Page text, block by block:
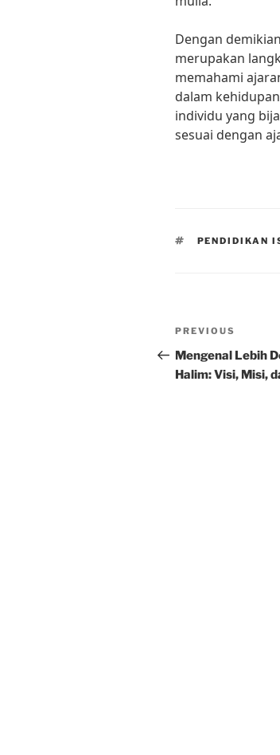
Dengan
merupakan
memahami
dalam
individu yang
sesuai dengan
TAGS
PENDIDIKAN
Post
navigation
Previous
Post
PREVIOUS
Mengenal Lebih
Halim: Visi, Misi,